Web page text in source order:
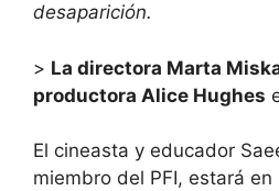
desaparición.
> La directora Marta
productora Alice Hughes
El cineasta y educador
miembro del PFI, estará